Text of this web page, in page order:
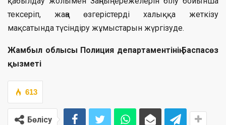
тексеріп, жаңа өзгерістерді халыққа жеткізу
мақсатында түсіндіру жұмыстарын жүргізуде.
Жамбыл облысы Полиция департаментінің Баспасөз
қызметі
613
Бөлісу